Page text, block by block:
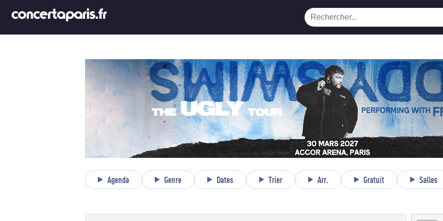
Agenda Genre Dates Trier Arr. Gratuit Salles